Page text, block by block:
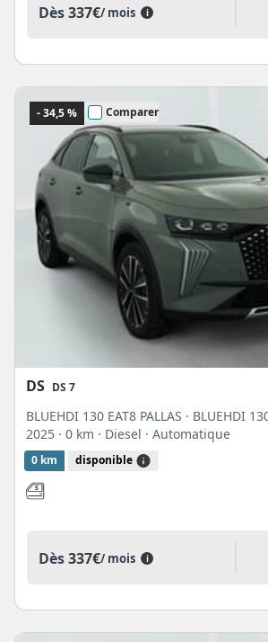
Dès337€/ mois i
- 34,5 % Comparer
DS DS 7
BLUEHDI 130 EAT8 PALLAS · BLUEHDI
2025 · 0 km · Diesel · Automatique
0 km disponible
Dès337€/ mois i